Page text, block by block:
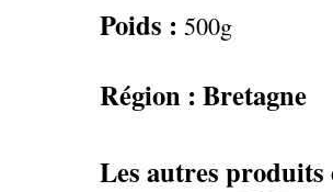
Poids : 500g
Région : Bretagne
Les autres